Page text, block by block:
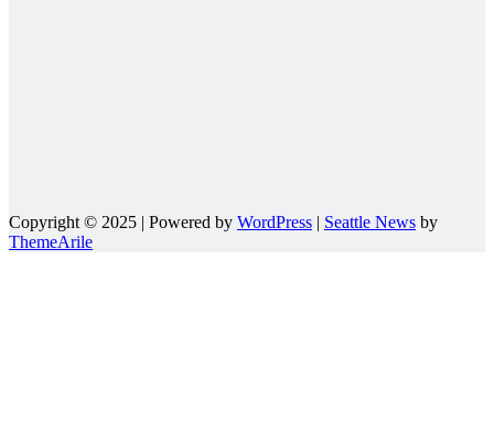
Copyright © 2025 | Powered by WordPress | Seattle News by
ThemeArile